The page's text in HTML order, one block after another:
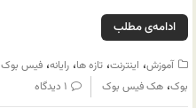
ادامه‌ی مطلب
آموزش، اینترنت،تازه ها،رایانه،فیس بوک
بوک،هک فیس بوک ۱ دیدگاه